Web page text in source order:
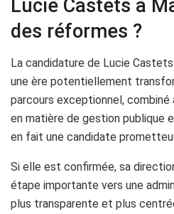
Lucie Castets à
des réformes ?
La candidature de Lucie
une ère potentiellement
parcours exceptionnel,
en matière de gestion publique
en fait une candidate
Si elle est confirmée, sa
étape importante vers une
plus transparente et plus